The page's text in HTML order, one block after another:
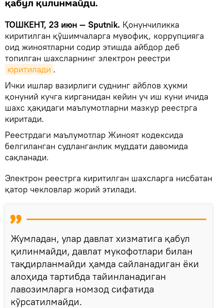
қабул қилинмайди.
ТОШКЕНТ, 23 июн — Sputnik. Қонунчиликка
киритилган қўшимчаларга мувофиқ, коррупцияга
оид жиноятларни содир этишда айбдор деб
топилган шахсларнинг электрон реестри
юритилади .
Ички ишлар вазирлиги суднинг айблов ҳукми
қонуний кучга кирганидан кейин уч иш куни ичида
шахс ҳақидаги маълумотларни мазкур реестрга
киритади.
Реестрдаги маълумотлар Жиноят кодексида
белгиланган судланганлик муддати давомида
сақланади.
Электрон реестрга киритилган шахсларга нисбатан
қатор чекловлар жорий этилади.
Жумладан, улар давлат хизматига қабул
қилинмайди, давлат мукофотлари билан
тақдирланмайди ҳамда сайланадиган ёки
алоҳида тартибда тайинланадиган
лавозимларга номзод сифатида
кўрсатилмайди.